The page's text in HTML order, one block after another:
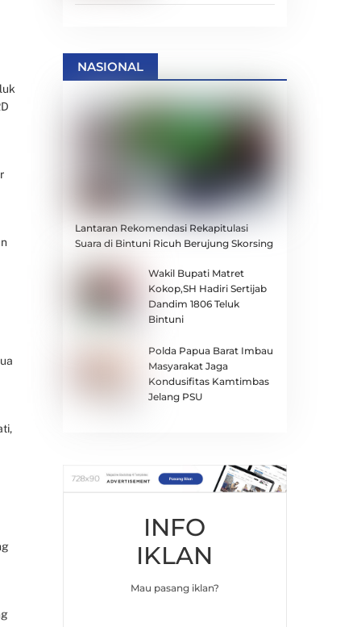
NASIONAL
Lantaran Rekomendasi Rekapitulasi
Suara di Bintuni Ricuh Berujung Skorsing
Wakil Bupati Matret
Kokop,SH Hadiri Sertijab
Dandim 1806 Teluk
Bintuni
Polda Papua Barat Imbau
Masyarakat Jaga
Kondusifitas Kamtimbas
Jelang PSU
INFO
IKLAN
Mau pasang iklan?